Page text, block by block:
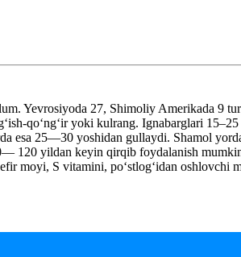
Yevrosiyoda 27, Shimoliy Amerikada 9
qoʻngʻir yoki kulrang. Ignabarglari
25—30 yoshidan gullaydi. Shamol
yildan keyin qirqib foydalanish
moyi, S vitamini, poʻstlogʻidan oshlovchi